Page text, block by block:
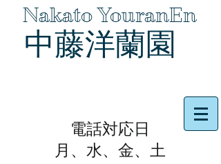
Nakato YouranEn
中藤洋蘭園
電話対応日
月、水、金、土